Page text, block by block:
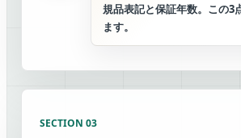
規品表記と保証年数。この3
ます。
SECTION 03